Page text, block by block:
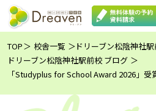
TOP 校舎一覧
ドリーブン松陰神社
ドリーブン松陰神社駅前校 ブログ
「Studyplus for School Award 2026」受